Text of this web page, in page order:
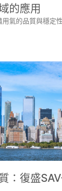
的應用
氣的品質與穩定
：復盛